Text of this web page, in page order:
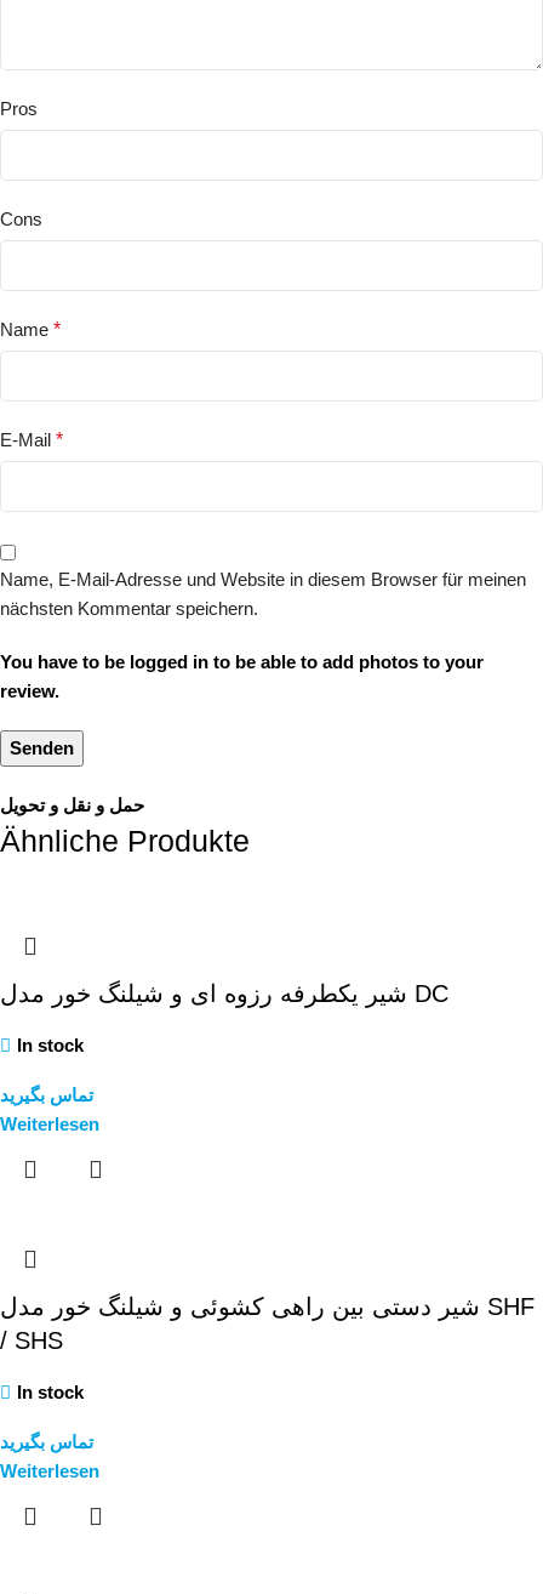
Pros
Cons
Name *
E-Mail *
Name, E-Mail-Adresse und Website in diesem Browser für meinen
nächsten Kommentar speichern.
You have to be logged in to be able to add photos to your
review.
حمل و نقل و تحویل
Ähnliche Produkte
شیر یکطرفه رزوه ای و شیلنگ خور مدل DC
In stock
تماس بگیرید
Weiterlesen
شیر دستی بین راهی کشوئی و شیلنگ خور مدل SHF
/ SHS
In stock
تماس بگیرید
Weiterlesen